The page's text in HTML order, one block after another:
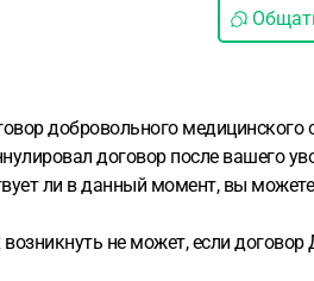
добровольного медицинского
договор после вашего
ли в данный момент, вы
не может, если